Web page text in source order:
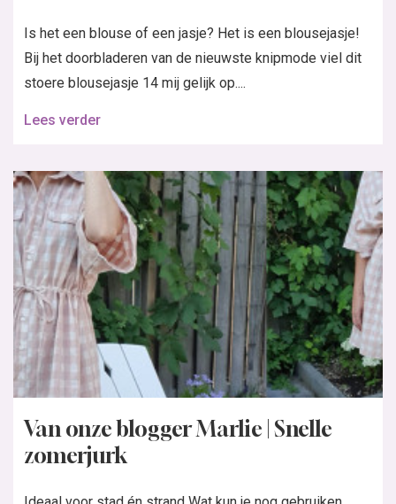
Is het een blouse of een jasje? Het is een blousejasje!
Bij het doorbladeren van de nieuwste knipmode viel dit
stoere blousejasje 14 mij gelijk op....
Lees verder
Van onze blogger Marlie | Snelle
zomerjurk